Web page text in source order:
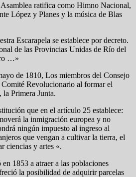
ratifica como Himno Nacional,
López y Planes y la música de Blas
Escarapela se establece por decreto.
de las Provincias Unidas de Río del
…»
de 1810, Los miembros del Consejo
Revolucionario al formar el
Primera Junta.
que en el artículo 25 establece:
la inmigración europea y no
ningún impuesto al ingreso al
que vengan a cultivar la tierra, el
ciencias y artes «.
1853 a atraer a las poblaciones
la posibilidad de adquirir parcelas